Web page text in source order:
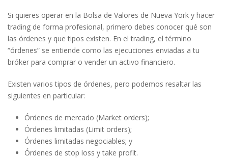
Si quieres operar en la Bolsa de Valores de Nueva York y hacer
trading de forma profesional, primero debes conocer qué son
las órdenes y que tipos existen. En el trading, el término
“órdenes” se entiende como las ejecuciones enviadas a tu
bróker para comprar o vender un activo financiero.
Existen varios tipos de órdenes, pero podemos resaltar las
siguientes en particular:
Órdenes de mercado (Market orders);
Órdenes limitadas (Limit orders);
Órdenes limitadas negociables; y
Órdenes de stop loss y take profit.